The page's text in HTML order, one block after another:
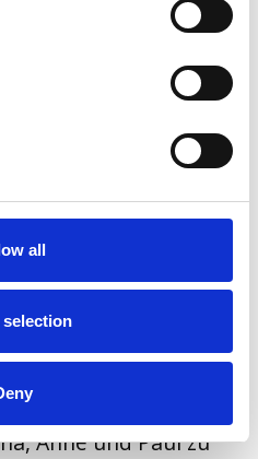
all
besonders stolz.
erneut eine großartige
BJJ-Community zu
aus
auszutauschen.
gehört
wichtigsten Werten
Anne und Paul zu